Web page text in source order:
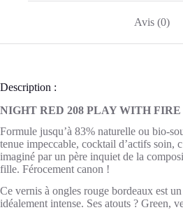
Avis (0)
Description :
NIGHT RED 208 PLAY WITH FIRE
Formule jusqu’à 83% naturelle ou bio-
tenue impeccable, cocktail d’actifs soin,
imaginé par un père inquiet de la
fille. Férocement canon !
Ce vernis à ongles rouge bordeaux est
idéalement intense. Ses atouts ? Green,